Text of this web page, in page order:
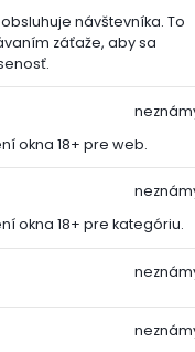
návštevníka. To
záťaže, aby sa
okna 18+ pre web.
okna 18+ pre kategóriu.